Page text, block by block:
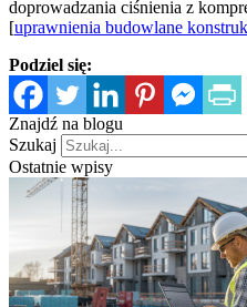
doprowadzania ciśnienia z
[uprawnienia budowlane
Podziel się:
Znajdź na blogu
Szukaj
Ostatnie wpisy